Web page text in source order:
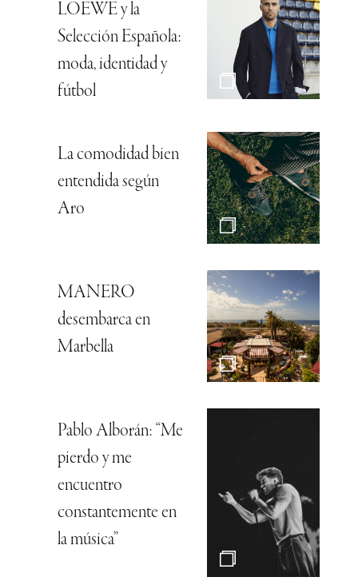
LOEWE y la
Selección Española:
moda, identidad y
fútbol
La comodidad bien
entendida según
Aro
MANERO
desembarca en
Marbella
Pablo Alborán: “Me
pierdo y me
encuentro
constantemente en
la música”